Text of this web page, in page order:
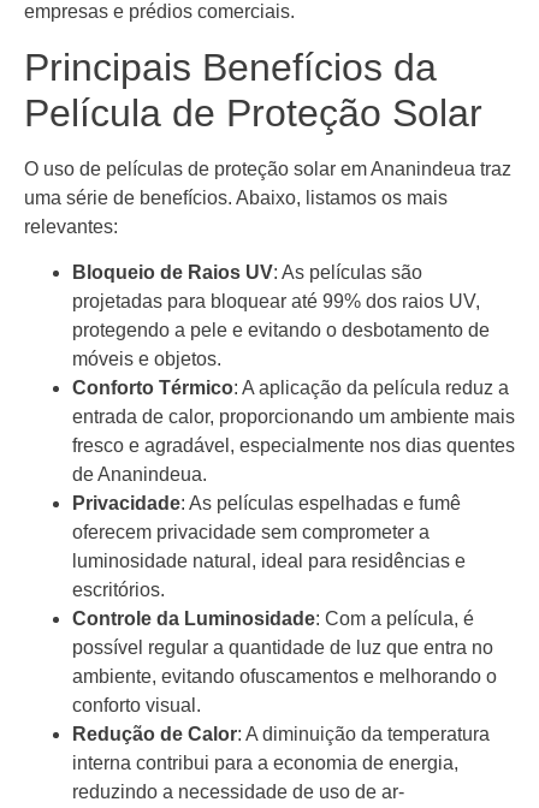
empresas e prédios comerciais.
Principais Benefícios da
Película de Proteção Solar
O uso de películas de proteção solar em Ananindeua traz
uma série de benefícios. Abaixo, listamos os mais
relevantes:
Bloqueio de Raios UV: As películas são
projetadas para bloquear até 99% dos raios UV,
protegendo a pele e evitando o desbotamento de
móveis e objetos.
Conforto Térmico: A aplicação da película reduz a
entrada de calor, proporcionando um ambiente mais
fresco e agradável, especialmente nos dias quentes
de Ananindeua.
Privacidade: As películas espelhadas e fumê
oferecem privacidade sem comprometer a
luminosidade natural, ideal para residências e
escritórios.
Controle da Luminosidade: Com a película, é
possível regular a quantidade de luz que entra no
ambiente, evitando ofuscamentos e melhorando o
conforto visual.
Redução de Calor: A diminuição da temperatura
interna contribui para a economia de energia,
reduzindo a necessidade de uso de ar-